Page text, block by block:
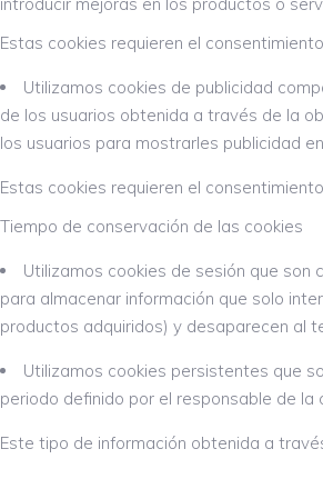
Estas cookies requieren el
Utilizamos cookies de publicidad
de los usuarios obtenida a través de la
los usuarios para mostrarles publicidad
Estas cookies requieren el
Tiempo de conservación de las cookies
Utilizamos cookies de sesión que
para almacenar información que solo
productos adquiridos) y desaparecen al
Utilizamos cookies persistentes que
periodo definido por el responsable de la
Este tipo de información obtenida a